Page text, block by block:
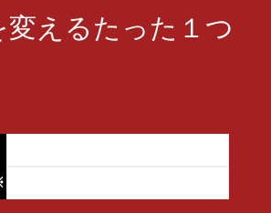
変えるたった１つ